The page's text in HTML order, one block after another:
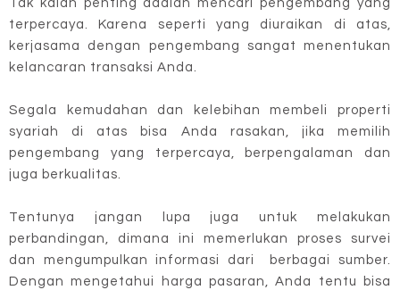
Tak kalah penting adalah mencari pengembang yang
terpercaya. Karena seperti yang diuraikan di atas,
kerjasama dengan pengembang sangat menentukan
kelancaran transaksi Anda.
Segala kemudahan dan kelebihan membeli properti
syariah di atas bisa Anda rasakan, jika memilih
pengembang yang terpercaya, berpengalaman dan
juga berkualitas.
Tentunya jangan lupa juga untuk melakukan
perbandingan, dimana ini memerlukan proses survei
dan mengumpulkan informasi dari berbagai sumber.
Dengan mengetahui harga pasaran, Anda tentu bisa